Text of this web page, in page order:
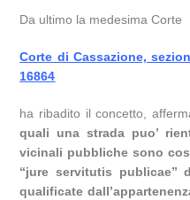
Da ultimo la medesima Corte
Corte di Cassazione,
16864
ha ribadito il concetto,
quali una strada puo’
vicinali pubbliche sono
“jure servitutis publicae”
qualificate